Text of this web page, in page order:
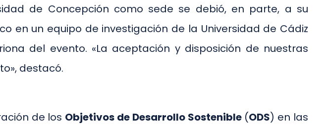
de Concepción como sede se debió, en parte, a su
en un equipo de investigación de la Universidad de Cádiz
del evento. «La aceptación y disposición de nuestras
destacó.
de los Objetivos de Desarrollo Sostenible(ODS) en las